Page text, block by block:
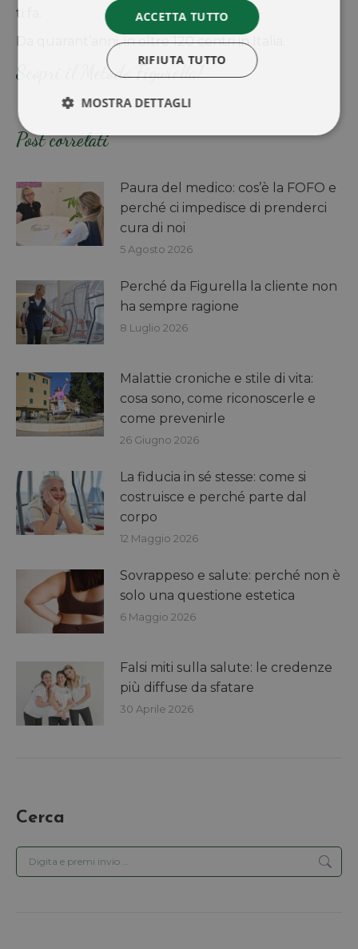
ti fa.
Da quarant’anni, in oltre 120 centri in Italia.
Scopri il Metodo Figurella!
Post correlati
Paura del medico: cos’è la FOFO e
perché ci impedisce di prenderci
cura di noi
5 Agosto 2026
Perché da Figurella la cliente non
ha sempre ragione
8 Luglio 2026
Malattie croniche e stile di vita:
cosa sono, come riconoscerle e
come prevenirle
26 Giugno 2026
La fiducia in sé stesse: come si
costruisce e perché parte dal
corpo
12 Maggio 2026
Sovrappeso e salute: perché non è
solo una questione estetica
6 Maggio 2026
Falsi miti sulla salute: le credenze
più diffuse da sfatare
30 Aprile 2026
Cerca
Cerca:
ACCETTA TUTTO
RIFIUTA TUTTO
MOSTRA DETTAGLI